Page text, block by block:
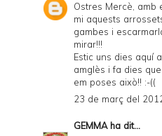
Ostres Mercè, amb
mi aquests
gambes i
mirar!!!
Estic uns dies aquí
amglès i fa dies
em poses això!! :-((
23 de març del
GEMMAha dit...